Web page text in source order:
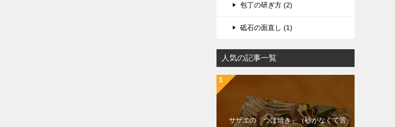
包丁の研ぎ方 (2)
砥石の面直し (1)
人気の記事一覧
サザエの「つぼ焼き」（砂がなくて苦